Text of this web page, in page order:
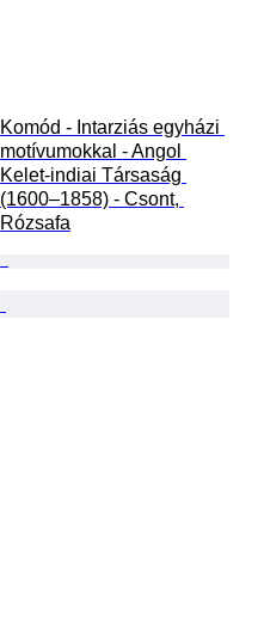
Komód - Intarziás egyházi
motívumokkal - Angol
Kelet-indiai Társaság
(1600–1858) - Csont,
Rózsafa